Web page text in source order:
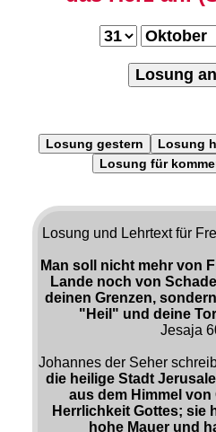
Losung
Losung gestern Losung
Losung für
Losung und Lehrtext für
Man soll nicht mehr von
Lande noch von
deinen Grenzen,
"Heil" und deine
Jesaja
Johannes der Seher
die heilige Stadt
aus dem Himmel von
Herrlichkeit Gottes; sie
hohe Mauer und